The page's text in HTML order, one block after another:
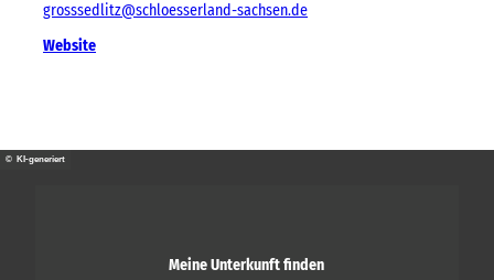
grosssedlitz@schloesserland-sachsen.de
Website
© KI-generiert
Meine Unterkunft finden